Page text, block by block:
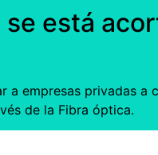
se está
a empresas privadas
de la Fibra óptica.